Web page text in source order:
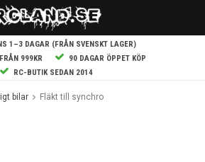
1–3 DAGAR (FRÅN SVENSKT LAGER)
999KR
90 DAGAR ÖPPET KÖP
RC-BUTIK SEDAN 2014
bilar Fläkt till synchro